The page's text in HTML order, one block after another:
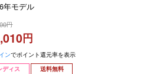
年モデル
ンでポイント還元率を表示
ディス
送料無料